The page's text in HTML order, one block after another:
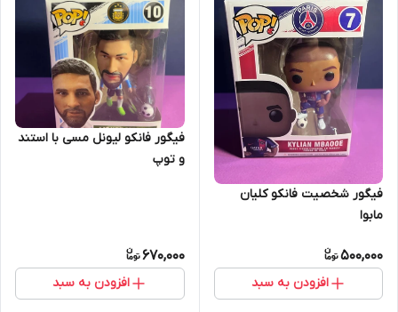
فیگور شخصیت فانکو کلیان
مابوا
500,000
افزودن به سبد
فیگور فانکو لیونل مسی با استند
و توپ
670,000
افزودن به سبد